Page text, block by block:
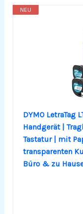
NEU
DYMO LetraTag
Handgerät |
Tastatur | mit
transparenten
Büro & zu